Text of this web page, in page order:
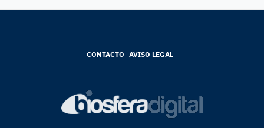
CONTACTO AVISO LEGAL